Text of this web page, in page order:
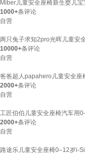
Miber儿童安全座椅新生婴儿
1000+条评论
自营
两只兔子求知2pro光晖儿童安
10000+条评论
自营
爸爸超人papahero儿童安全座
2000+条评论
自营
工匠伯伯儿童安全座椅汽车用
2000+条评论
自营
路途乐儿童安全座椅0–12岁i-